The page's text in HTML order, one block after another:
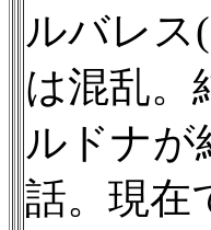
ルバレス
は混乱。
ルドナが
話。現在